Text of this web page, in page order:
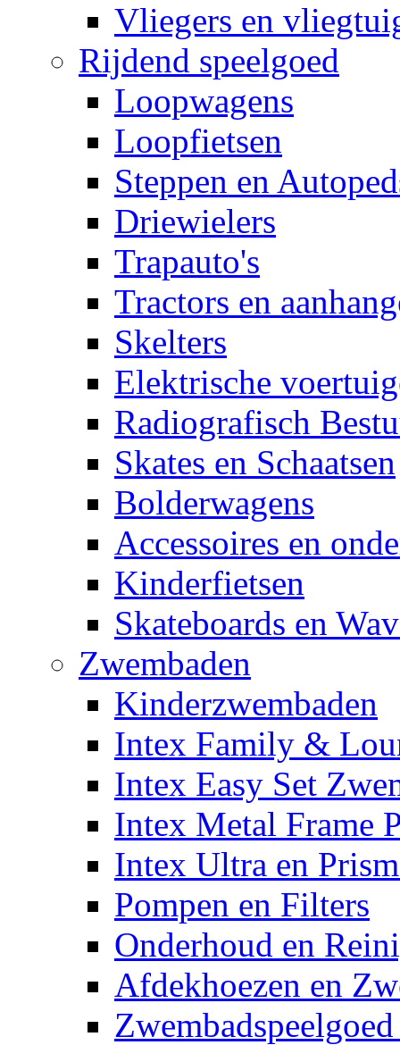
Vliegers en
Rijdend speelgoed
Loopwagens
Loopfietsen
Steppen en
Driewielers
Trapauto's
Tractors en
Skelters
Elektrische
Radiografisch
Skates en Schaatsen
Bolderwagens
Accessoires en
Kinderfietsen
Skateboards en
Zwembaden
Kinderzwembaden
Intex Family &
Intex Easy Set
Intex Metal Frame
Intex Ultra en
Pompen en Filters
Onderhoud en
Afdekhoezen en